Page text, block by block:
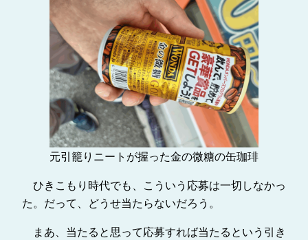
元引籠りニートが握った金の微糖の缶珈琲
ひきこもり時代でも、こういう応募は一切しなかっ
た。だって、どうせ当たらないだろう。
まあ、当たると思って応募すれば当たるという引き